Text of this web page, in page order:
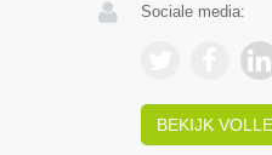
Sociale media:
BEKIJK